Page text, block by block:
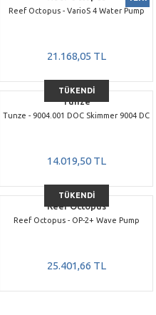
Reef Octopus - VarioS 4 Water Pump
21.168,05 TL
TÜKENDİ
Tunze
Tunze - 9004.001 DOC Skimmer 9004 DC
14.019,50 TL
TÜKENDİ
Reef Octopus
Reef Octopus - OP-2+ Wave Pump
25.401,66 TL